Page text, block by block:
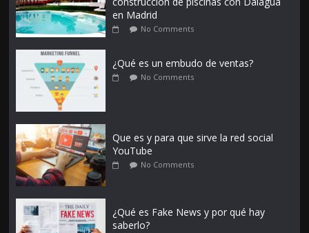
en Madrid
No Comments
¿Qué es un embudo de ventas?
No Comments
Que es y para que sirve la red social
YouTube
No Comments
¿Qué es Fake News y por qué hay
saberlo?